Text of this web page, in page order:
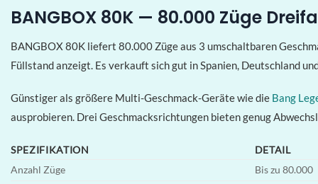
BANGBOX 80K — 80.000 Züge
BANGBOX 80K liefert 80.000 Züge aus 3 umschaltbaren
Füllstand anzeigt. Es verkauft sich gut in Spanien, Deutschland
Günstiger als größere Multi-Geschmack-Geräte wie die Bang
ausprobieren. Drei Geschmacksrichtungen bieten genug
SPEZIFIKATION
DETAIL
Anzahl Züge
Bis zu 80.000